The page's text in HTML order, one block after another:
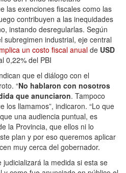
las exenciones fiscales como las
contribuyen a las inequidades
instando desregularlas. Según
subregimen industrial, eje central
un costo fiscal anual de USD
0,22% del PBI
que el diálogo con el
“No hablaron con nosotros
que anunciaron. Tampoco
los llamamos”, indicaron. “Lo que
una audiencia puntual, es
la Provincia, que ellos ni lo
plan y por eso queremos aplicar
muy cerca del gobernador.
la medida si esta se